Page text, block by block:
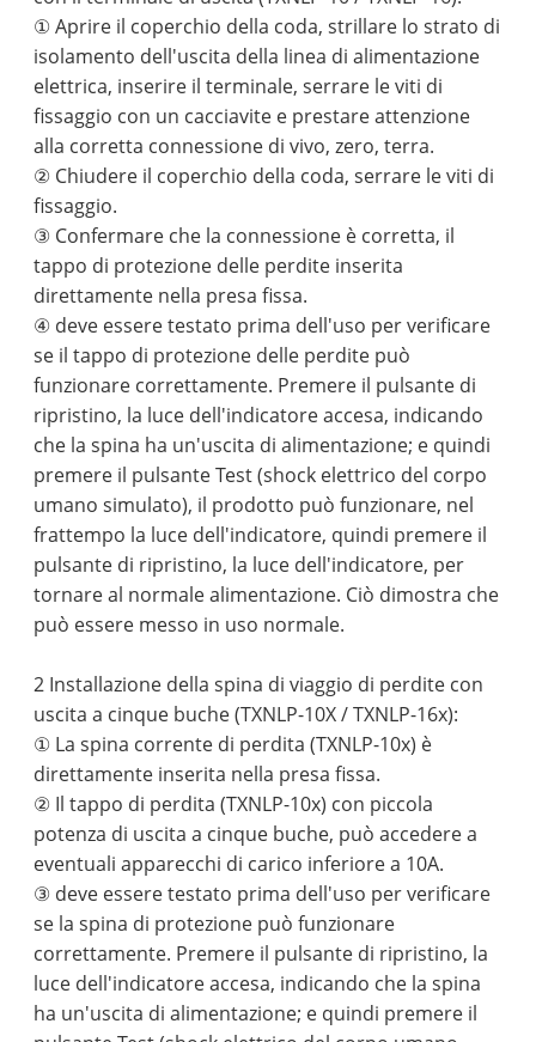
① Aprire il coperchio della coda, strillare lo strato di
isolamento dell'uscita della linea di alimentazione
elettrica, inserire il terminale, serrare le viti di
fissaggio con un cacciavite e prestare attenzione
alla corretta connessione di vivo, zero, terra.
② Chiudere il coperchio della coda, serrare le viti di
fissaggio.
③ Confermare che la connessione è corretta, il
tappo di protezione delle perdite inserita
direttamente nella presa fissa.
④ deve essere testato prima dell'uso per verificare
se il tappo di protezione delle perdite può
funzionare correttamente. Premere il pulsante di
ripristino, la luce dell'indicatore accesa, indicando
che la spina ha un'uscita di alimentazione; e quindi
premere il pulsante Test (shock elettrico del corpo
umano simulato), il prodotto può funzionare, nel
frattempo la luce dell'indicatore, quindi premere il
pulsante di ripristino, la luce dell'indicatore, per
tornare al normale alimentazione. Ciò dimostra che
può essere messo in uso normale.
2 Installazione della spina di viaggio di perdite con
uscita a cinque buche (TXNLP-10X / TXNLP-16x):
① La spina corrente di perdita (TXNLP-10x) è
direttamente inserita nella presa fissa.
② Il tappo di perdita (TXNLP-10x) con piccola
potenza di uscita a cinque buche, può accedere a
eventuali apparecchi di carico inferiore a 10A.
③ deve essere testato prima dell'uso per verificare
se la spina di protezione può funzionare
correttamente. Premere il pulsante di ripristino, la
luce dell'indicatore accesa, indicando che la spina
ha un'uscita di alimentazione; e quindi premere il